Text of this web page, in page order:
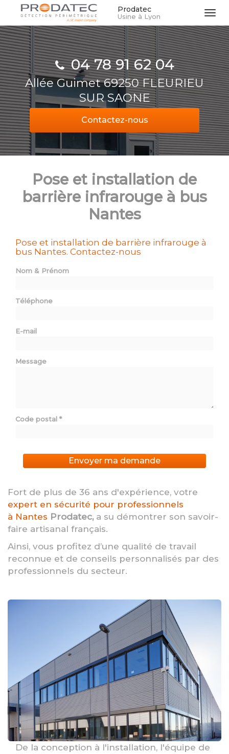
Aller
contenu
principal
Prodatec
Usine à Lyon
04 78 91 62 04
Allée Guimet 69250 FLEURIEU
SUR SAONE
Contactez-nous
Pose et installation de
barrière infrarouge à bus
Nantes
Pose et installation de barrière infrarouge à
bus Nantes. Contactez-nous
Nom & Prénom
Téléphone
E-mail
Message
Code postal *
Envoyer ma demande
Fort de plus de 36 ans d'expérience, votre
expert en sécurité pour professionnels
à Nantes Prodatec, a su démontrer son savoir-
faire artisanal français.
Ainsi, vous profitez d’une qualité de travail
reconnue et de conseils personnalisés par des
professionnels du secteur.
De la conception à l'installation, l'équipe de